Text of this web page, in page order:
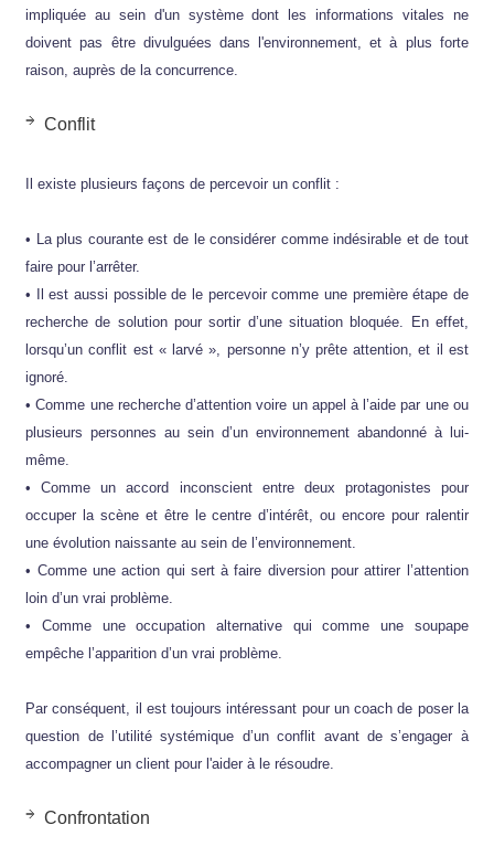
impliquée au sein d'un système dont les informations vitales ne
doivent pas être divulguées dans l'environnement, et à plus forte
raison, auprès de la concurrence.
Conflit
Il existe plusieurs façons de percevoir un conflit :
• La plus courante est de le considérer comme indésirable et de tout
faire pour l’arrêter.
• Il est aussi possible de le percevoir comme une première étape de
recherche de solution pour sortir d’une situation bloquée. En effet,
lorsqu’un conflit est « larvé », personne n’y prête attention, et il est
ignoré.
• Comme une recherche d’attention voire un appel à l’aide par une ou
plusieurs personnes au sein d’un environnement abandonné à lui-
même.
• Comme un accord inconscient entre deux protagonistes pour
occuper la scène et être le centre d’intérêt, ou encore pour ralentir
une évolution naissante au sein de l’environnement.
• Comme une action qui sert à faire diversion pour attirer l’attention
loin d’un vrai problème.
• Comme une occupation alternative qui comme une soupape
empêche l’apparition d’un vrai problème.
Par conséquent, il est toujours intéressant pour un coach de poser la
question de l’utilité systémique d’un conflit avant de s’engager à
accompagner un client pour l'aider à le résoudre.
Confrontation